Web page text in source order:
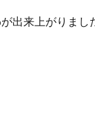
出来上がりま